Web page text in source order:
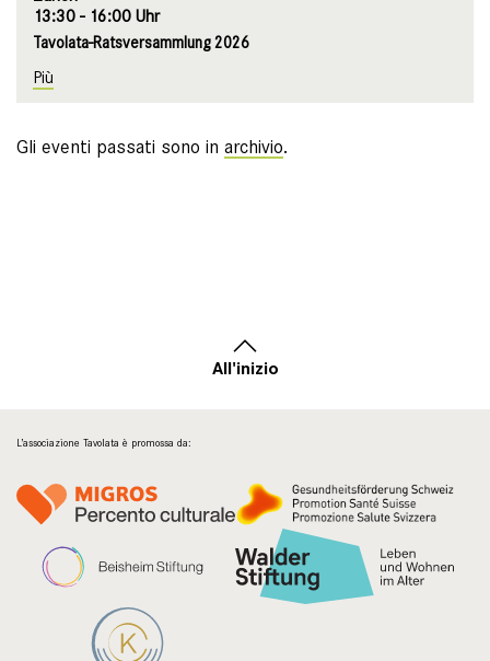
13:30 - 16:00 Uhr
Tavolata-Ratsversammlung 2026
Più
Gli eventi passati sono in archivio.
All'inizio
L’associazione Tavolata è promossa da: